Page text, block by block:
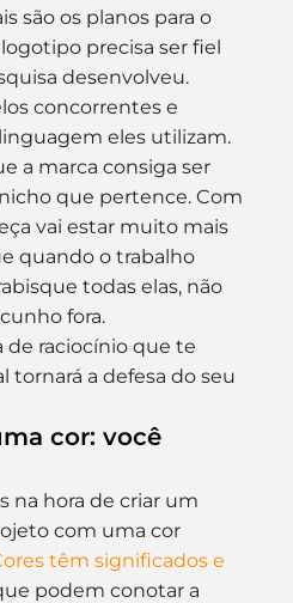
são os planos para o
precisa ser fiel
desenvolveu.
concorrentes e
eles utilizam.
a marca consiga ser
que pertence. Com
vai estar muito mais
quando o trabalho
todas elas, não
fora.
raciocínio que te
tornará a defesa do seu
cor: você
na hora de criar um
com uma cor
têm significados e
podem conotar a